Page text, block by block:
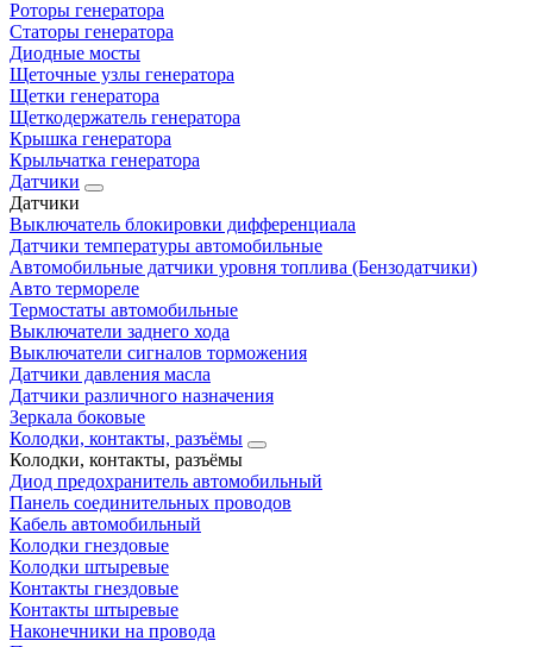
Роторы генератора
Статоры генератора
Диодные мосты
Щеточные узлы генератора
Щетки генератора
Щеткодержатель генератора
Крышка генератора
Крыльчатка генератора
Датчики
Датчики
Выключатель блокировки дифференциала
Датчики температуры автомобильные
Автомобильные датчики уровня топлива (Бензодатчики)
Авто термореле
Термостаты автомобильные
Выключатели заднего хода
Выключатели сигналов торможения
Датчики давления масла
Датчики различного назначения
Зеркала боковые
Колодки, контакты, разъёмы
Колодки, контакты, разъёмы
Диод предохранитель автомобильный
Панель соединительных проводов
Кабель автомобильный
Колодки гнездовые
Колодки штыревые
Контакты гнездовые
Контакты штыревые
Наконечники на провода